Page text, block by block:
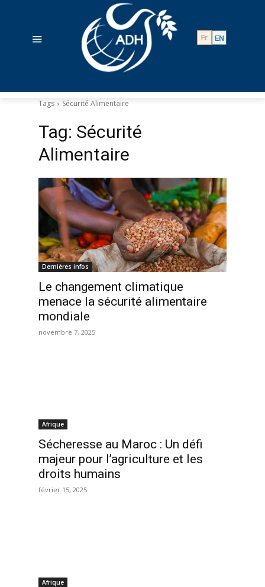
Tags Sécurité Alimentaire
Tag: Sécurité
Alimentaire
Dernières infos
Le changement climatique
menace la sécurité alimentaire
mondiale
novembre 7, 2025
Afrique
Sécheresse au Maroc : Un défi
majeur pour l’agriculture et les
droits humains
février 15, 2025
Afrique